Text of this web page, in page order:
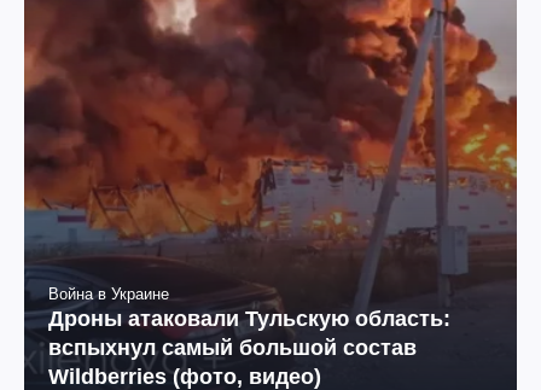
Война в Украине
Дроны атаковали Тульскую область:
вспыхнул самый большой состав
Wildberries (фото, видео)